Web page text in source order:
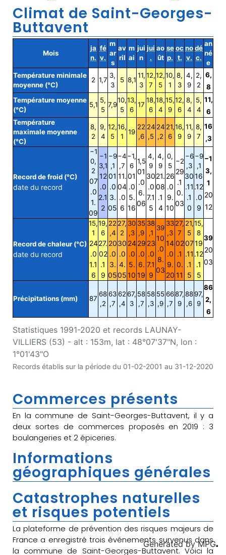
Climat de Saint-Georges-
Buttavent
Statistiques 1991-2020 et records LAUNAY-
VILLIERS (53) - alt : 153m, lat : 48°07'37"N, lon :
1°01'43"O
Records établis sur la période du 01-02-2001 au 31-12-2020
Mois
ja
n.
fé
v.
m
ar
s
av
ril
m
ai
jui
n
jui
.
ao
ût
se
p.
oc
t.
no
v.
dé
c.
an
né
e
Température minimale
moyenne (°C)
2 1,7
3,
3
5 8,1
11,
3
12,
7
12,
5
10,
1
8,
3
4,
9
2,
2
6,
8
Température moyenne
(°C)
5,1
5,
5
7,9
10,
5
13,
6
17
18,
6
18,
4
15,
9
12,
6
8,
4
5,
4
11,
6
Température
maximale moyenne
(°C)
8,
2
9,
4
12,
5
16,
1
19
22
,6
24
,5
24
,2
21,
6
16,
9
11,
9
8,
7
16
,3
Record de froid (°C)
date du record
−1
0,
2
07
.0
1.
09
−1
3,1
12
.0
2.1
2
−9
,1
01
.0
3.
05
−4
,7
11.
04
.0
6
−1,
6
01
.0
5.
16
1,5
01
.0
6.
06
4,
9
30
.0
7.1
5
4,
9
21.
08
.1
4
0,
5
26
.0
9.
10
−2
29
.1
0.
03
−6
,3
30
.11
.1
0
−9
,1
16
.12
.0
9
−1
3,
1
20
12
Record de chaleur (°C)
date du record
15,
1
24
.0
1.1
6
19,
6
27.
02
.1
9
22
,4
20
.0
3.
05
27,
2
30
.0
4.
05
30
,3
24
.0
5.
10
35
,9
29
.0
6.
19
38
,1
23
.0
7.1
9
39
10
.0
8.
03
33
,3
14
.0
9.
20
27,
7
02
.1
0.
11
21,
5
07
.11
.1
5
15,
8
19
.12
.1
5
39
20
03
Précipitations (mm) 87
68
,2
63
,7
62
,4
67,
3
58
,7
58
,3
55
,9
66
,7
87,
9
88
,6
97,
9
86
2,
6
Commerces présents
En la commune de Saint-Georges-Buttavent, il y a
deux sortes de commerces proposés en 2019 : 3
boulangeries et 2 épiceries.
Informations
géographiques générales
Catastrophes naturelles
et risques potentiels
La plateforme de prévention des risques majeurs de
France a enregistré trois événements survenus dans
la commune de Saint-Georges-Buttavent. Voici la
Generated byMPG